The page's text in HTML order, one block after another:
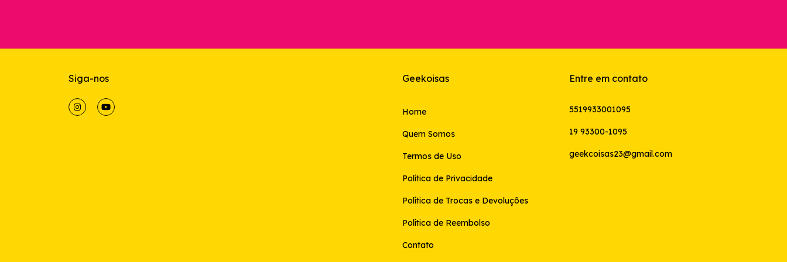
Siga-nos Geekoisas
Home
Quem Somos
Termos de Uso
Política de Privacidade
Política de Trocas e Devoluções
Política de Reembolso
Contato
Entre em contato
5519933001095
19 93300-1095
geekcoisas23@gmail.com